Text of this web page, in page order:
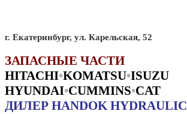
г. Екатеринбург, ул. Карельская, 52
ЗАПАСНЫЕ ЧАСТИ
HITACHI•KOMATSU•ISUZU
HYUNDAI•CUMMINS•CAT
ДИЛЕР HANDOK HYDRAULIC